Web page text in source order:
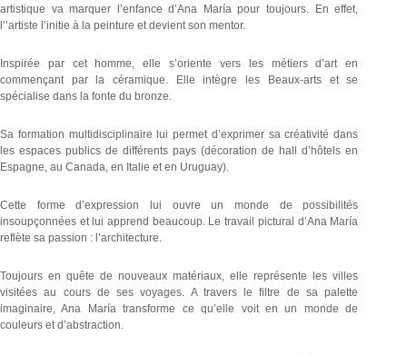
artistique va marquer l’enfance d’Ana María pour toujours. En effet,
l’’artiste l’initie à la peinture et devient son mentor.
Inspirée par cet homme, elle s’oriente vers les métiers d’art en
commençant par la céramique. Elle intègre les Beaux-arts et se
spécialise dans la fonte du bronze.
Sa formation multidisciplinaire lui permet d’exprimer sa créativité dans
les espaces publics de différents pays (décoration de hall d’hôtels en
Espagne, au Canada, en Italie et en Uruguay).
Cette forme d’expression lui ouvre un monde de possibilités
insoupçonnées et lui apprend beaucoup. Le travail pictural d’Ana María
reflète sa passion : l’architecture.
Toujours en quête de nouveaux matériaux, elle représente les villes
visitées au cours de ses voyages. A travers le filtre de sa palette
imaginaire, Ana María transforme ce qu’elle voit en un monde de
couleurs et d’abstraction.